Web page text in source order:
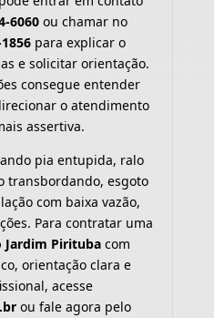
6060ou chamar no
para explicar o
e solicitar orientação.
consegue entender
o atendimento
assertiva.
pia entupida, ralo
transbordando, esgoto
com baixa vazão,
Para contratar uma
Jardim Piritubacom
orientação clara e
acesse
ou fale agora pelo